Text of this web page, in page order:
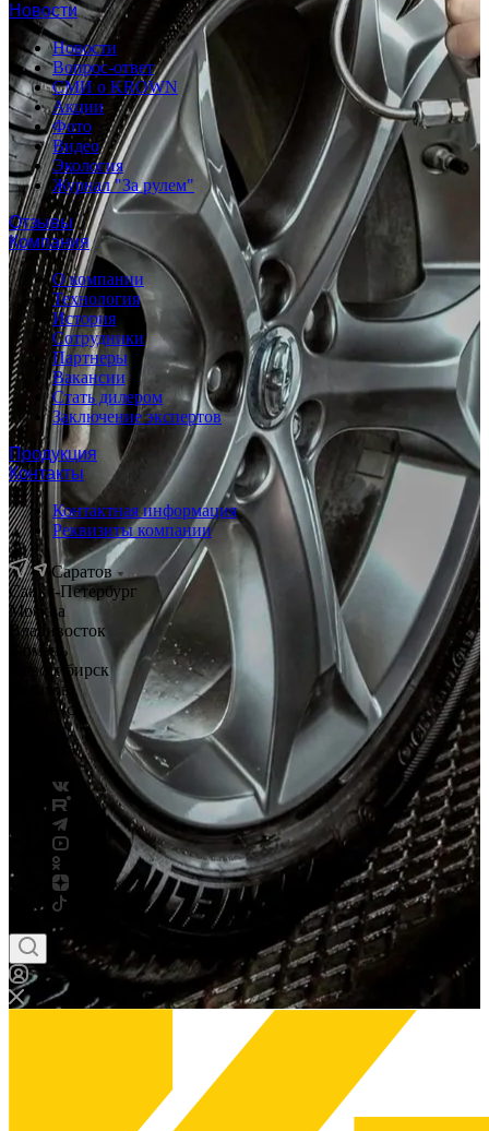
Новости
Новости
Вопрос-ответ
СМИ о KROWN
Акции
Фото
Видео
Экология
Журнал "За рулем"
Отзывы
Компания
О компании
Технология
История
Сотрудники
Партнеры
Вакансии
Стать дилером
Заключение экспертов
Продукция
Контакты
Контактная информация
Реквизиты компании
Саратов
Санкт-Петербург
Москва
Владивосток
Тюмень
Новосибирск
Саратов
Смоленск
Беларусь